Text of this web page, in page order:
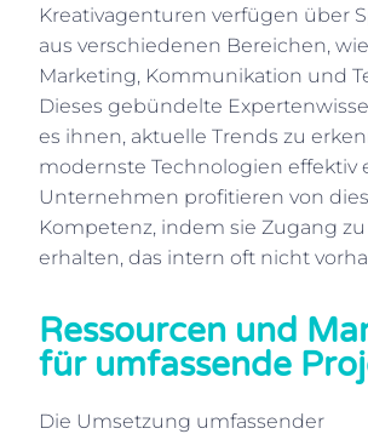
Kreativagenturen verfügen über
aus verschiedenen Bereichen,
Marketing, Kommunikation und
Dieses gebündelte
es ihnen, aktuelle Trends zu
modernste Technologien effektiv
Unternehmen profitieren von
Kompetenz, indem sie Zugang
erhalten, das intern oft nicht
Ressourcen und
für umfassende
Die Umsetzung umfassender